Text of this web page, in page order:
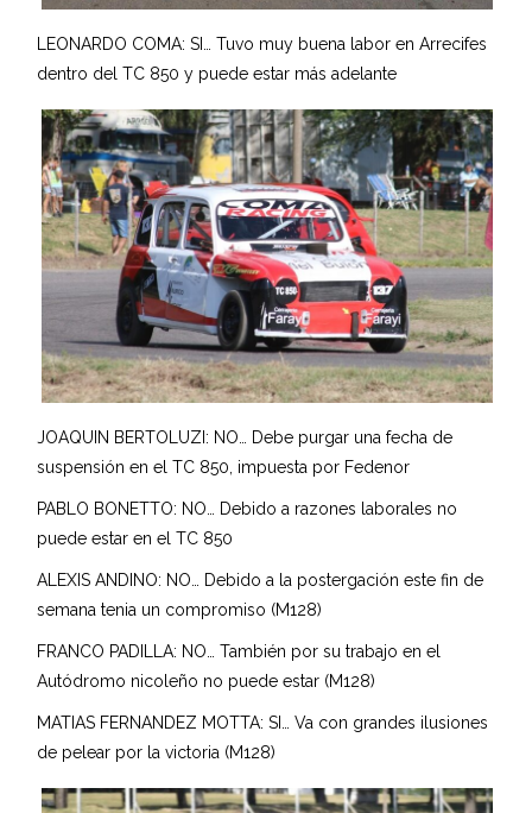
LEONARDO COMA: SI… Tuvo muy buena labor en Arrecifes
dentro del TC 850 y puede estar más adelante
JOAQUIN BERTOLUZI: NO… Debe purgar una fecha de
suspensión en el TC 850, impuesta por Fedenor
PABLO BONETTO: NO… Debido a razones laborales no
puede estar en el TC 850
ALEXIS ANDINO: NO… Debido a la postergación este fin de
semana tenia un compromiso (M128)
FRANCO PADILLA: NO… También por su trabajo en el
Autódromo nicoleño no puede estar (M128)
MATIAS FERNANDEZ MOTTA: SI… Va con grandes ilusiones
de pelear por la victoria (M128)